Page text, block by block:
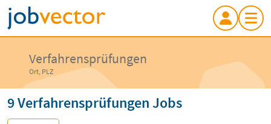
Verfahrensprüfungen
Ort, PLZ
9 Verfahrensprüfungen Jobs